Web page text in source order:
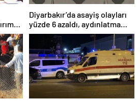
Diyarbakır’da asayiş olayları
yüzde 6 azaldı, aydınlatma
oranı yüzde 98’e yükseldi